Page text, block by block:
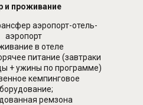
и проживание
аэропорт-отель-
аэропорт
в отеле
питание (завтраки
+ ужины по программе)
кемпинговое
ремзона
и